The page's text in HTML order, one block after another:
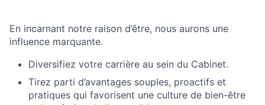
En incarnant notre raison d’être, nous aurons une
influence marquante.
Diversifiez votre carrière au sein du Cabinet.
Tirez parti d’avantages souples, proactifs et
pratiques qui favorisent une culture de bien-être